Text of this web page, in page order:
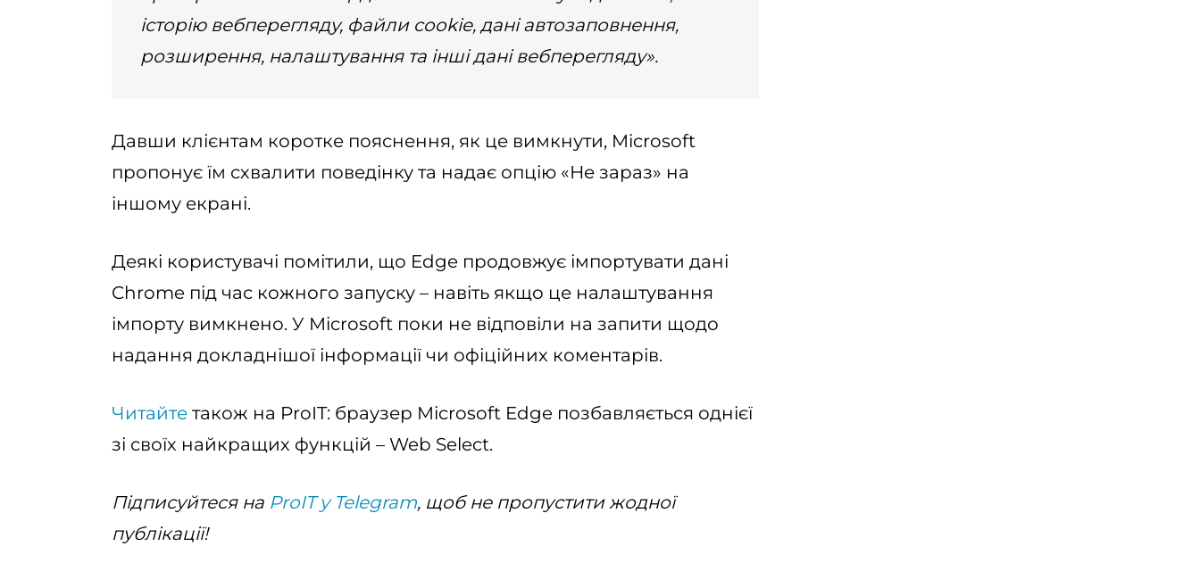
історію вебперегляду, файли cookie, дані автозаповнення,
розширення, налаштування та інші дані вебперегляду».
Давши клієнтам коротке пояснення, як це вимкнути, Microsoft
пропонує їм схвалити поведінку та надає опцію «Не зараз» на
іншому екрані.
Деякі користувачі помітили, що Edge продовжує імпортувати дані
Chrome під час кожного запуску – навіть якщо це налаштування
імпорту вимкнено. У Microsoft поки не відповіли на запити щодо
надання докладнішої інформації чи офіційних коментарів.
Читайте також на ProIT: браузер Microsoft Edge позбавляється однієї
зі своїх найкращих функцій – Web Select.
Підписуйтеся на ProIT у Telegram, щоб не пропустити жодної
публікації!